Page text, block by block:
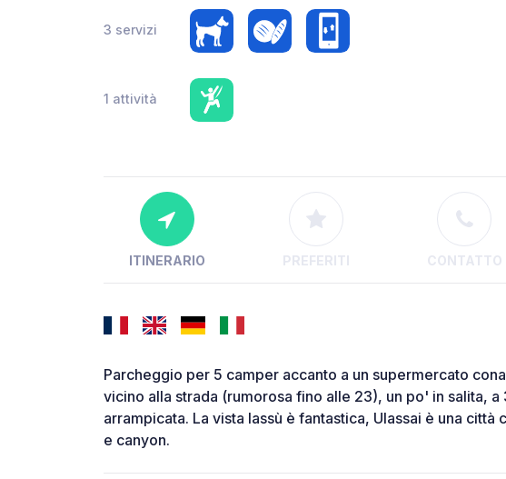
3 servizi
1 attività
ITINERARIO PREFERITI CONTATTO
Parcheggio per 5 camper accanto a un supermercato
vicino alla strada (rumorosa fino alle 23), un po' in salita,
arrampicata. La vista lassù è fantastica, Ulassai è una città
e canyon.